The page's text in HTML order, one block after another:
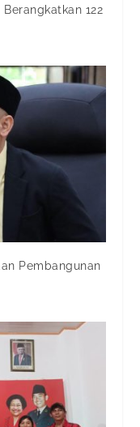
Berangkatkan 122
Pembangunan